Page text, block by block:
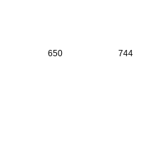
650 744